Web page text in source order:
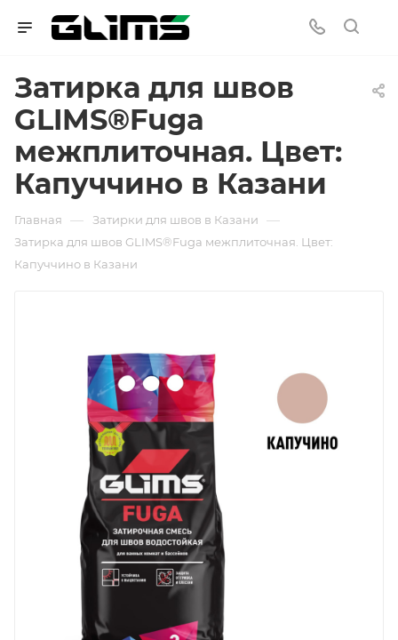
Затирка для швов
GLIMS®Fuga
межплиточная. Цвет:
Капуччино в Казани
Главная — Затирки для швов в Казани —
Затирка для швов GLIMS®Fuga межплиточная. Цвет:
Капуччино в Казани